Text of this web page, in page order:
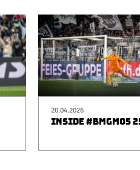
20.04.2026
INSIDE #BMGM05